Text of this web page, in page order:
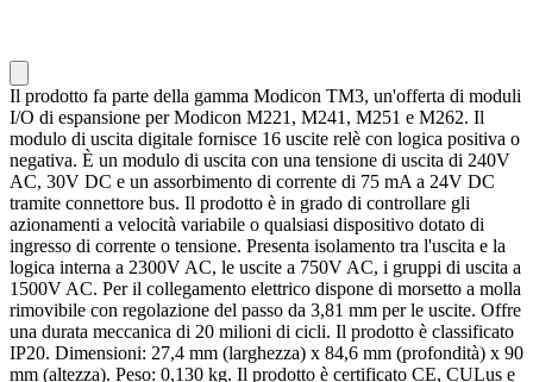
Il prodotto fa parte della gamma Modicon TM3, un'offerta di moduli
I/O di espansione per Modicon M221, M241, M251 e M262. Il
modulo di uscita digitale fornisce 16 uscite relè con logica positiva o
negativa. È un modulo di uscita con una tensione di uscita di 240V
AC, 30V DC e un assorbimento di corrente di 75 mA a 24V DC
tramite connettore bus. Il prodotto è in grado di controllare gli
azionamenti a velocità variabile o qualsiasi dispositivo dotato di
ingresso di corrente o tensione. Presenta isolamento tra l'uscita e la
logica interna a 2300V AC, le uscite a 750V AC, i gruppi di uscita a
1500V AC. Per il collegamento elettrico dispone di morsetto a molla
rimovibile con regolazione del passo da 3,81 mm per le uscite. Offre
una durata meccanica di 20 milioni di cicli. Il prodotto è classificato
IP20. Dimensioni: 27,4 mm (larghezza) x 84,6 mm (profondità) x 90
mm (altezza). Peso: 0,130 kg. Il prodotto è certificato CE, CULus e